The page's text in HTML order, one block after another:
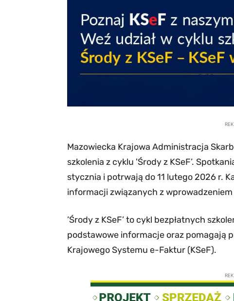
Mazowiecka Krajowa Administracja
szkolenia z cyklu 'Środy z KSeF’.
stycznia i potrwają do 11 lutego 2026 r.
informacji związanych z
’Środy z KSeF’ to cykl bezpłatnych
podstawowe informacje oraz pomagają
Krajowego Systemu e-Faktur (KSeF).